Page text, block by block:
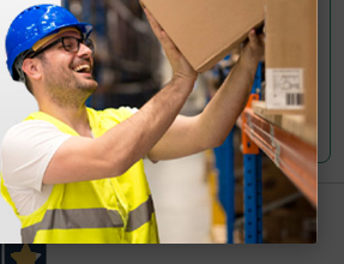
Envie a sua questão